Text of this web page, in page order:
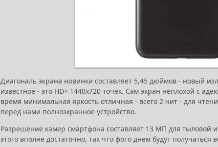
Диагональ экрана новинки составляет 5,45 дюймов - новый
известное - это HD+ 1440х720 точек. Сам экран неплохой с
время минимальная яркость отличная - всего 2 нит - для
перед нами полноэкранное устройство.
Разрешение камер смартфона составляет 13 МП для
этого вполне достаточно, так что фото днем будут получаться